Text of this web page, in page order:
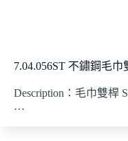
7.04.056ST 不鏽鋼毛巾
Description：毛巾雙桿
…